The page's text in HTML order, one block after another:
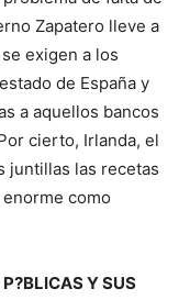
Zapatero lleve a
exigen a los
de España y
a aquellos bancos
cierto, Irlanda, el
juntillas las recetas
como
Y SUS